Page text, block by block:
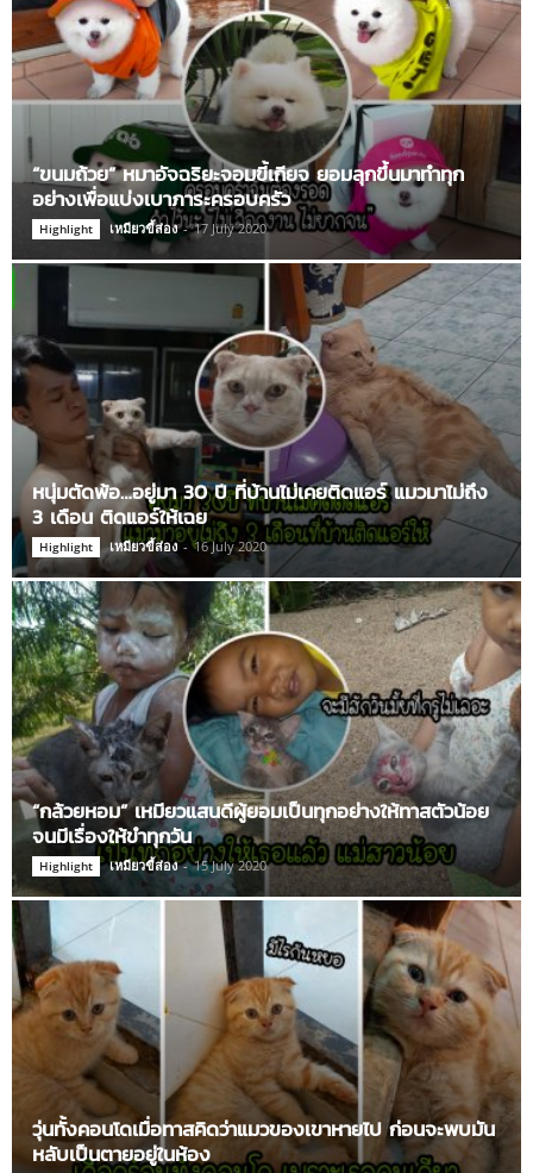
“ขนมถ้วย” หมาอัจฉริยะจอมขี้เกียจ ยอมลุกขึ้นมาทำทุก
อย่างเพื่อแบ่งเบาภาระครอบครัว
Highlight เหมียวขี้ส่อง - 17 July 2020
หนุ่มตัดพ้อ…อยู่มา 30 ปี ที่บ้านไม่เคยติดแอร์ แมวมาไม่ถึง
3 เดือน ติดแอร์ให้เฉย
Highlight เหมียวขี้ส่อง - 16 July 2020
“กล้วยหอม” เหมียวแสนดีผู้ยอมเป็นทุกอย่างให้ทาสตัวน้อย
จนมีเรื่องให้ขำทุกวัน
Highlight เหมียวขี้ส่อง - 15 July 2020
วุ่นทั้งคอนโดเมื่อทาสคิดว่าแมวของเขาหายไป ก่อนจะพบมัน
หลับเป็นตายอยู่ในห้อง